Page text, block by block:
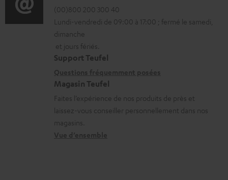
a
r
g
e
b
e
i
o
n
s
e
a
r
m
a
t
o
n
s
é
t
a
i
s
c
o
(00)800 200 300 40
Lundi-vendredi de 09:00 à 17:00 ; fermé le samedi,
dimanche
et jours fériés.
Support Teufel
Magasin Teufel
Faites l’expérience de nos produits de près et
laissez-vous conseiller personnellement dans nos
magasins.